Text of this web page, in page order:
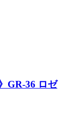
GR-36 ロゼ